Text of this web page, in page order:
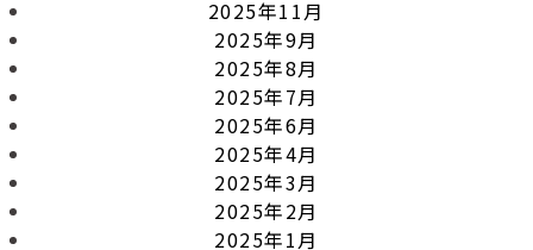
2025年11月
2025年9月
2025年8月
2025年7月
2025年6月
2025年4月
2025年3月
2025年2月
2025年1月